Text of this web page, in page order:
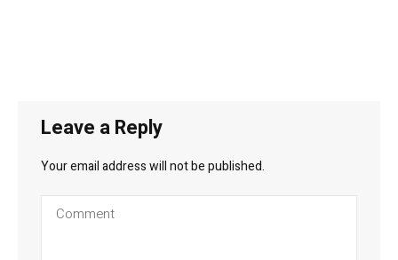
Leave a Reply
Your email address will not be published.